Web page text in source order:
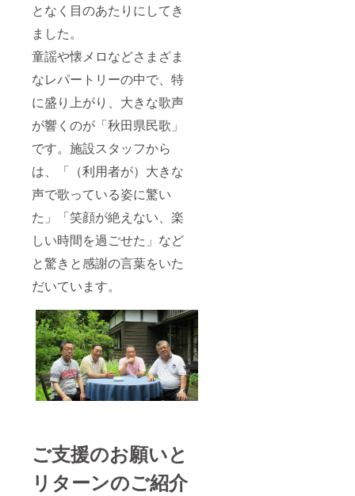
となく目のあたりにしてき
ました。
童謡や懐メロなどさまざま
なレパートリーの中で、特
に盛り上がり、大きな歌声
が響くのが「秋田県民歌」
です。施設スタッフから
は、「（利用者が）大きな
声で歌っている姿に驚い
た」「笑顔が絶えない、楽
しい時間を過ごせた」など
と驚きと感謝の言葉をいた
だいています。
ご支援のお願いと
リターンのご紹介